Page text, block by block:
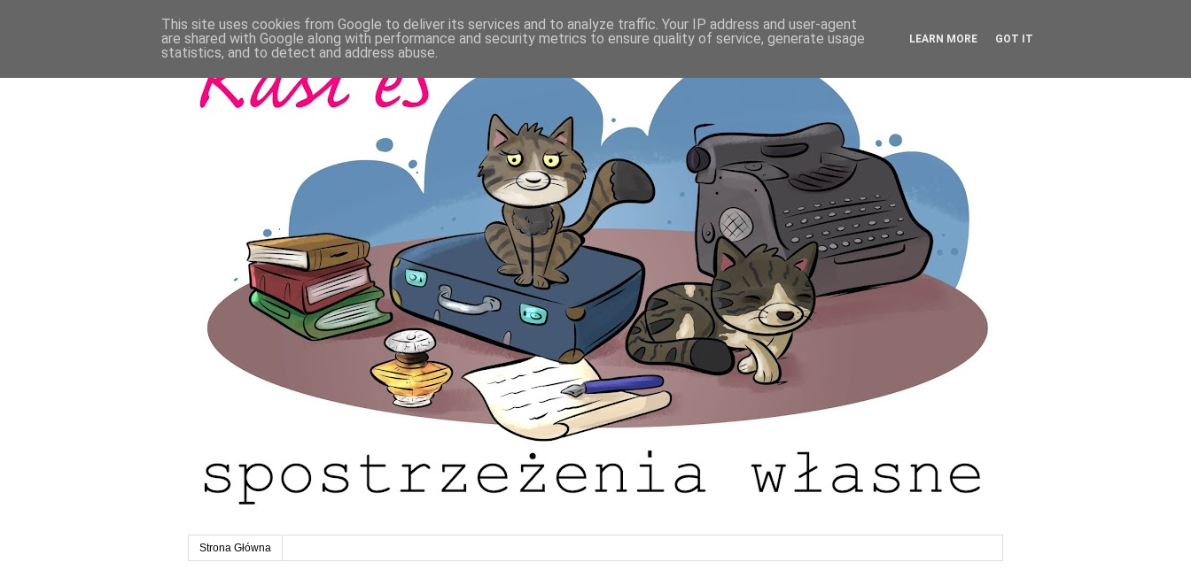
Strona Główna
This site uses cookies from Google to deliver its services and to analyze traffic. Your IP address and user-agent
are shared with Google along with performance and security metrics to ensure quality of service, generate usage
statistics, and to detect and address abuse.
LEARN MORE GOT IT